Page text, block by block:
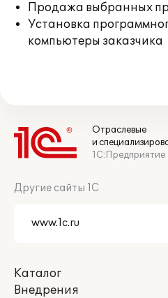
Продажа выбранных
Установка
компьютеры заказчика
Отраслевые
и
1С:Предприятие
Другие сайты 1С
Каталог
Внедрения